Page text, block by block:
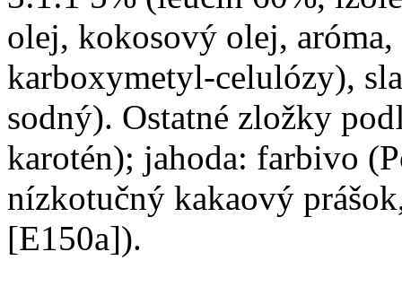
olej, kokosový olej,
karboxymetyl-celulózy),
sodný). Ostatné zložky
karotén); jahoda: farbivo
nízkotučný kakaový
[E150a]).